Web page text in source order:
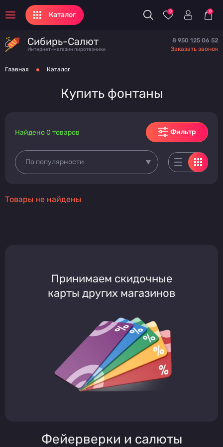
Каталог 0 0
Сибирь-Салют
Интернет-магазин пиротехники
8 950 125 06 52
Заказать звонок
Главная Каталог
Купить фонтаны
Фильтр
По популярности
Найдено 0 товаров
Товары не найдены
Принимаем скидочные
карты других магазинов
Фейерверки и салюты